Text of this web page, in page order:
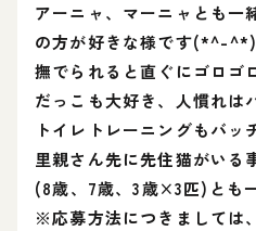
アーニャ、マーニャとも一
の方が好きな様です(*^-^*)
撫でられると直ぐにゴロゴ
だっこも大好き、人慣れは
トイレトレーニングもバッ
里親さん先に先住猫がいる
(8歳、7歳、3歳×3匹)とも
※応募方法につきましては